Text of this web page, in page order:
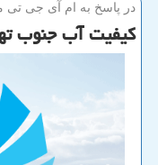
در پاسخ به ام آی جی
كیفیت آب جنوب